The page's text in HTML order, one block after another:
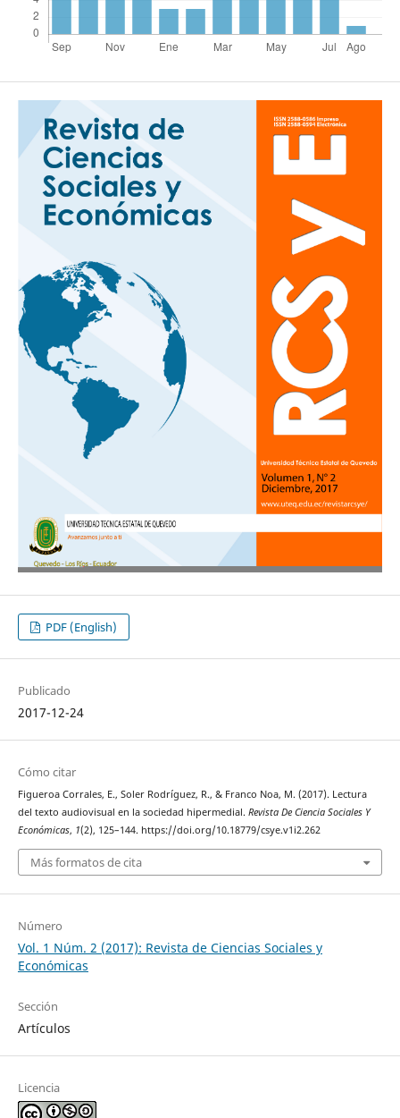
PDF (English)
Publicado
2017-12-24
Cómo citar
Figueroa Corrales, E., Soler Rodríguez, R., & Franco Noa, M. (2017). Lectura
del texto audiovisual en la sociedad hipermedial. Revista De Ciencia Sociales Y
Económicas, 1(2), 125–144. https://doi.org/10.18779/csye.v1i2.262
Más formatos de cita
Número
Vol. 1 Núm. 2 (2017): Revista de Ciencias Sociales y
Económicas
Sección
Artículos
Licencia